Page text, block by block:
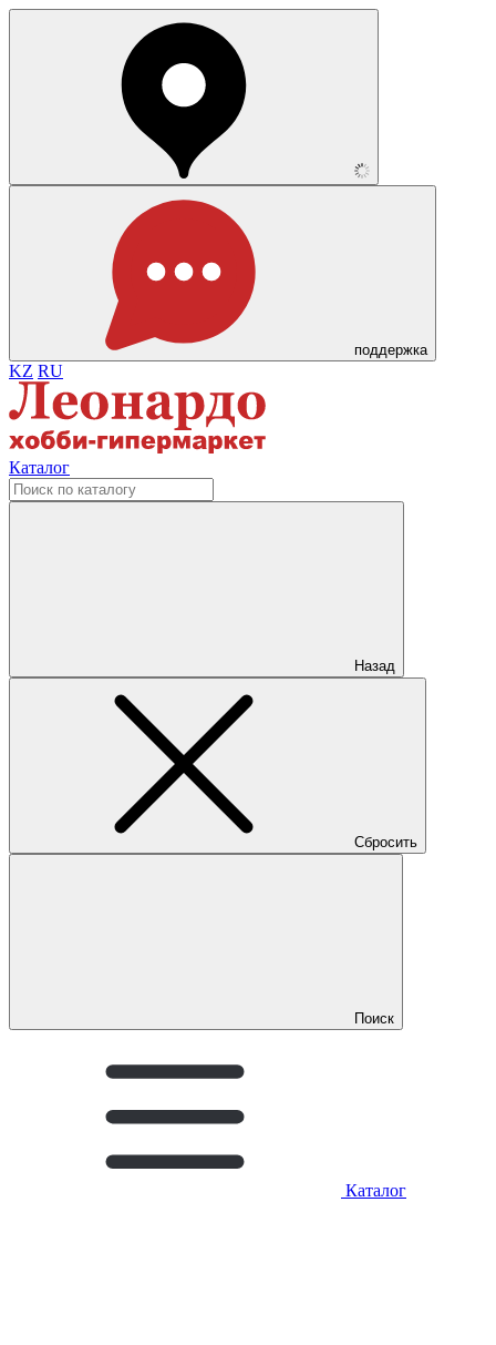
поддержка
KZ RU
Каталог
Назад
Сбросить
Поиск
Каталог